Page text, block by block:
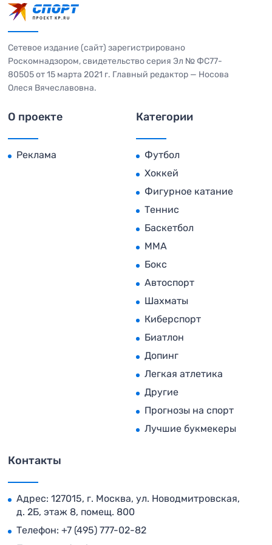
Сетевое издание (сайт) зарегистрировано
Роскомнадзором, свидетельство серия Эл № ФС77-
80505 от 15 марта 2021 г. Главный редактор — Носова
Олеся Вячеславовна.
О проекте
Реклама
Категории
Футбол
Хоккей
Фигурное катание
Теннис
Баскетбол
MMA
Бокс
Автоспорт
Шахматы
Киберспорт
Биатлон
Допинг
Легкая атлетика
Другие
Прогнозы на спорт
Лучшие букмекеры
Контакты
Адрес: 127015, г. Москва, ул. Новодмитровская,
д. 2Б, этаж 8, помещ. 800
Телефон: +7 (495) 777-02-82